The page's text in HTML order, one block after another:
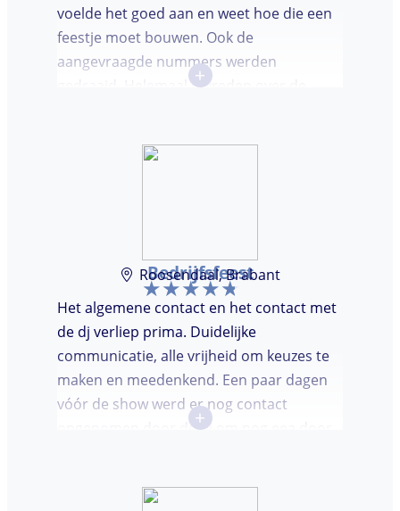
voelde het goed aan en weet hoe die een
feestje moet bouwen. Ook de
aangevraagde nummers werden
gedraaid. Helemaal tevreden over de
+
Bedrijfsfeest
Roosendaal, Brabant
Het algemene contact en het contact met
de dj verliep prima. Duidelijke
communicatie, alle vrijheid om keuzes te
maken en meedenkend. Een paar dagen
vóór de show werd er nog contact
opgenomen door de dj om nog eea door
met een klein clubje mensen en dat had
+